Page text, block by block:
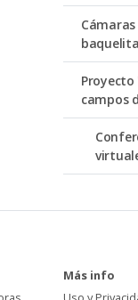
baquelita
campos
Más info